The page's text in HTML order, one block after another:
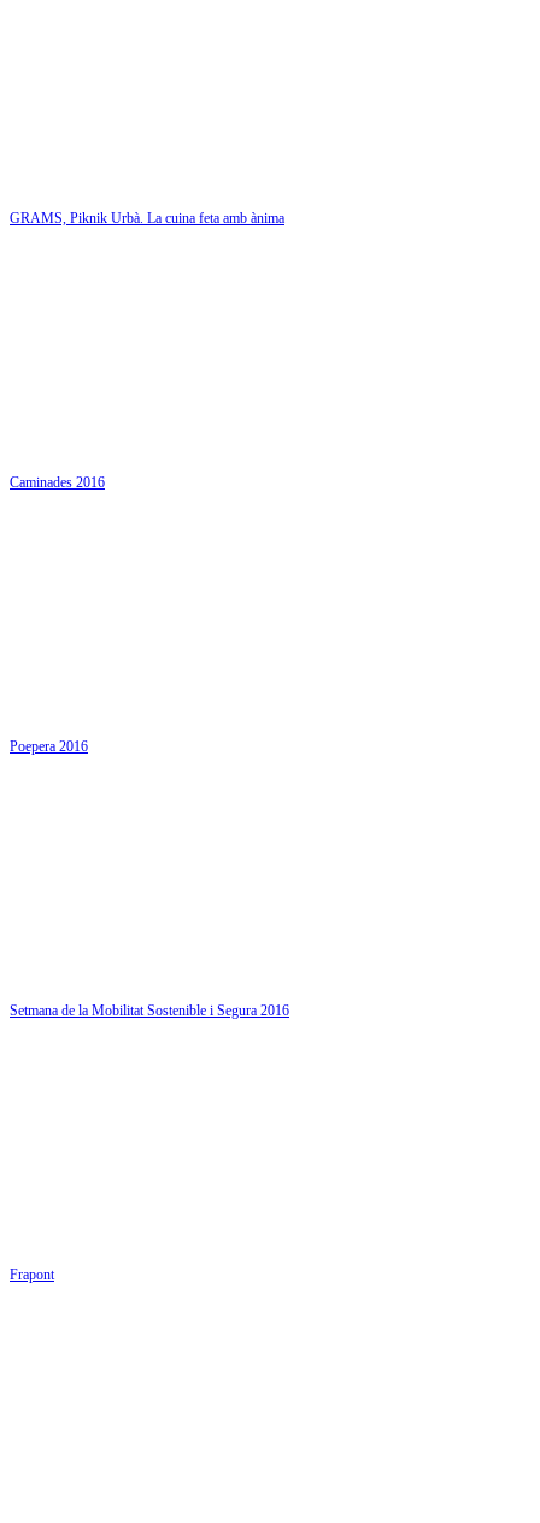
GRAMS, Piknik Urbà. La cuina feta amb ànima
Caminades 2016
Poepera 2016
Setmana de la Mobilitat Sostenible i Segura 2016
Frapont